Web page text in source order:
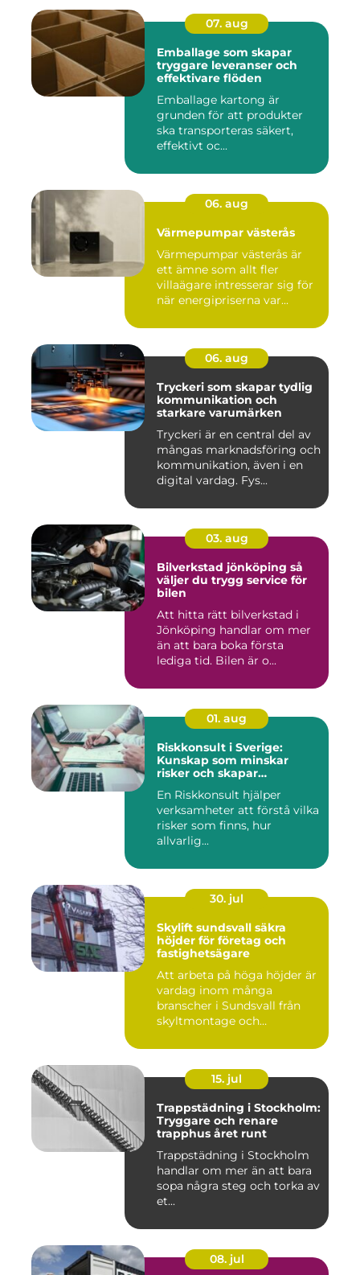
07. aug
Emballage som skapar
tryggare leveranser och
effektivare flöden
Emballage kartong är
grunden för att produkter
ska transporteras säkert,
effektivt oc...
06. aug
Värmepumpar västerås
Värmepumpar västerås är
ett ämne som allt fler
villaägare intresserar sig för
när energipriserna var...
06. aug
Tryckeri som skapar tydlig
kommunikation och
starkare varumärken
Tryckeri är en central del av
mångas marknadsföring och
kommunikation, även i en
digital vardag. Fys...
03. aug
Bilverkstad jönköping så
väljer du trygg service för
bilen
Att hitta rätt bilverkstad i
Jönköping handlar om mer
än att bara boka första
lediga tid. Bilen är o...
01. aug
Riskkonsult i Sverige:
Kunskap som minskar
risker och skapar
En Riskkonsult hjälper
verksamheter att förstå vilka
risker som finns, hur
allvarlig...
30. jul
Skylift sundsvall säkra
höjder för företag och
fastighetsägare
Att arbeta på höga höjder är
vardag inom många
branscher i Sundsvall från
skyltmontage och
15. jul
Trappstädning i Stockholm:
Tryggare och renare
trapphus året runt
Trappstädning i Stockholm
handlar om mer än att bara
sopa några steg och torka av
et...
08. jul